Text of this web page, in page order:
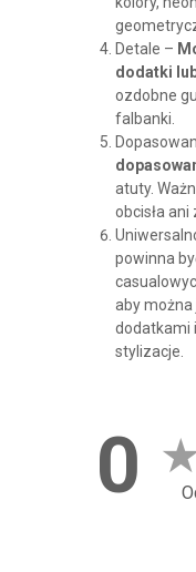
Detale –
dodatki
ozdobne
falbanki.
atuty.
obcisła ani
powinna
aby można
dodatkami
stylizacje.
0